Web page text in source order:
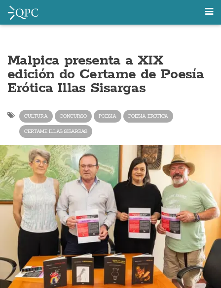
Malpica presenta a XIX
edición do Certame de Poesía
Erótica Illas Sisargas
CULTURA CONCURSO POESIA POESIA EROTICA
CERTAME ILLAS SISARGAS